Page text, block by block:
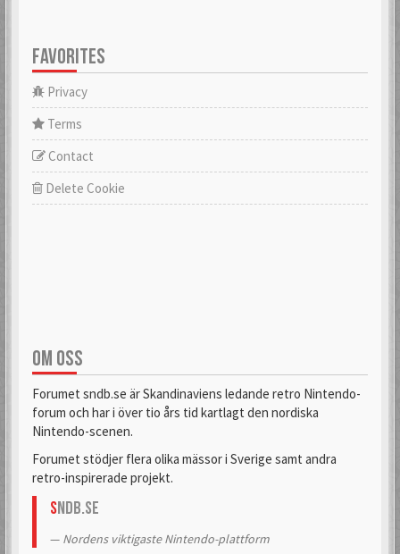
FAVORITES
Privacy
Terms
Contact
Delete Cookie
OM OSS
Forumet sndb.se är Skandinaviens ledande retro Nintendo-
forum och har i över tio års tid kartlagt den nordiska
Nintendo-scenen.
Forumet stödjer flera olika mässor i Sverige samt andra
retro-inspirerade projekt.
SNDB.se
Nordens viktigaste Nintendo-plattform